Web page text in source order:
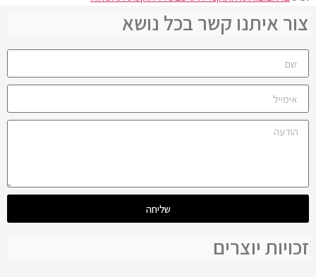
צור איתנו קשר בכל נושא
שליחה
זכויות יוצרים